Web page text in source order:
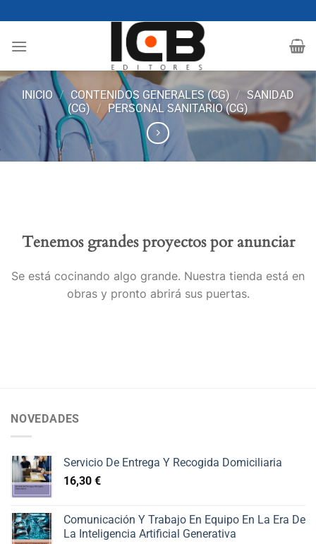
al
contenido
INICIO / CONTENIDOS GENERALES (CG) / SANIDAD
(CG) / PERSONAL SANITARIO (CG)
Tenemos grandes proyectos por anunciar
Se está cocinando algo grande. Nuestra tienda está en
obras y pronto abrirá sus puertas.
NOVEDADES
Servicio De Entrega Y Recogida Domiciliaria
16,30 €
Comunicación Y Trabajo En Equipo En La Era De
La Inteligencia Artificial Generativa